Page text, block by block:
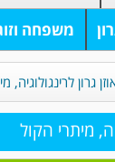
משפחה
גרון לרינגולוגיה,
מיתרי הקול